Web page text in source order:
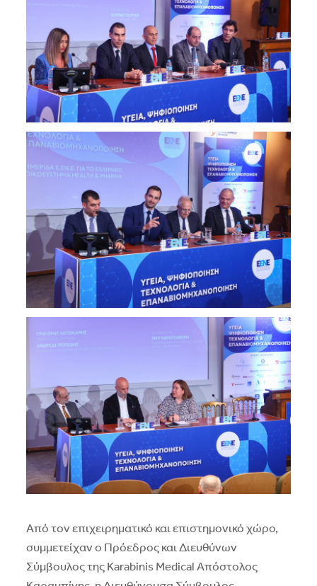
Από τον επιχειρηματικό και επιστημονικό χώρο,
συμμετείχαν ο Πρόεδρος και Διευθύνων
Σύμβουλος της Karabinis Medical Απόστολος